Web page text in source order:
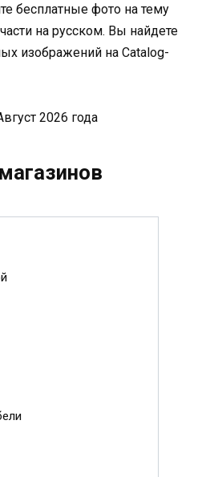
бесплатные фото на тему
на русском. Вы найдете
изображений на Catalog-
2026 года